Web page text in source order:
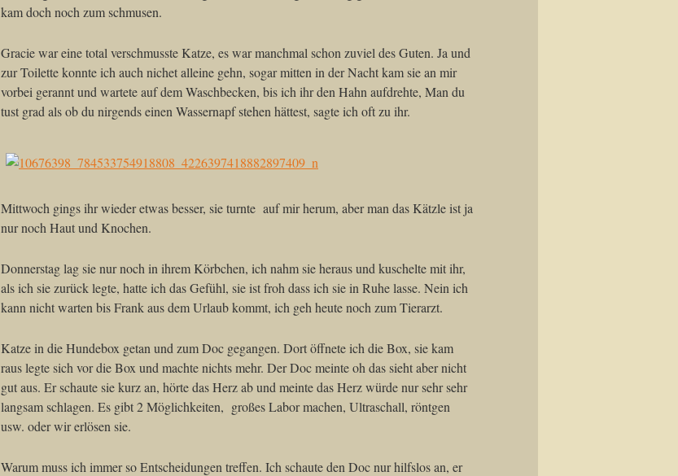
kam doch noch zum schmusen.
Gracie war eine total verschmusste Katze, es war manchmal schon zuviel des Guten. Ja und
zur Toilette konnte ich auch nichet alleine gehn, sogar mitten in der Nacht kam sie an mir
vorbei gerannt und wartete auf dem Waschbecken, bis ich ihr den Hahn aufdrehte, Man du
tust grad als ob du nirgends einen Wassernapf stehen hättest, sagte ich oft zu ihr.
Mittwoch gings ihr wieder etwas besser, sie turnte auf mir herum, aber man das Kätzle ist ja
nur noch Haut und Knochen.
Donnerstag lag sie nur noch in ihrem Körbchen, ich nahm sie heraus und kuschelte mit ihr,
als ich sie zurück legte, hatte ich das Gefühl, sie ist froh dass ich sie in Ruhe lasse. Nein ich
kann nicht warten bis Frank aus dem Urlaub kommt, ich geh heute noch zum Tierarzt.
Katze in die Hundebox getan und zum Doc gegangen. Dort öffnete ich die Box, sie kam
raus legte sich vor die Box und machte nichts mehr. Der Doc meinte oh das sieht aber nicht
gut aus. Er schaute sie kurz an, hörte das Herz ab und meinte das Herz würde nur sehr sehr
langsam schlagen. Es gibt 2 Möglichkeiten, großes Labor machen, Ultraschall, röntgen
usw. oder wir erlösen sie.
Warum muss ich immer so Entscheidungen treffen. Ich schaute den Doc nur hilfslos an, er